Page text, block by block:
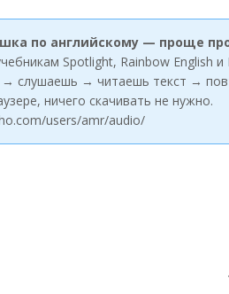
по английскому — проще
Spotlight, Rainbow English
слушаешь → читаешь текст →
ничего скачивать не нужно.
users/amr/audio/